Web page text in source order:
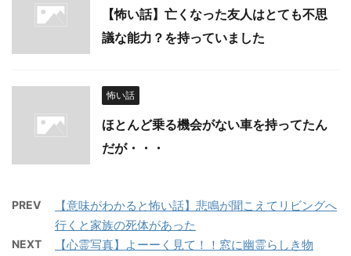
【怖い話】亡くなった友人はとても不思
議な能力？を持っていました
怖い話
ほとんど乗る機会がない車を持ってたん
だが・・・
PREV
【意味がわかると怖い話】悲鳴が聞こえてリビングへ
行くと家族の死体があった
NEXT
【心霊写真】よーーく見て！！窓に幽霊らしき物